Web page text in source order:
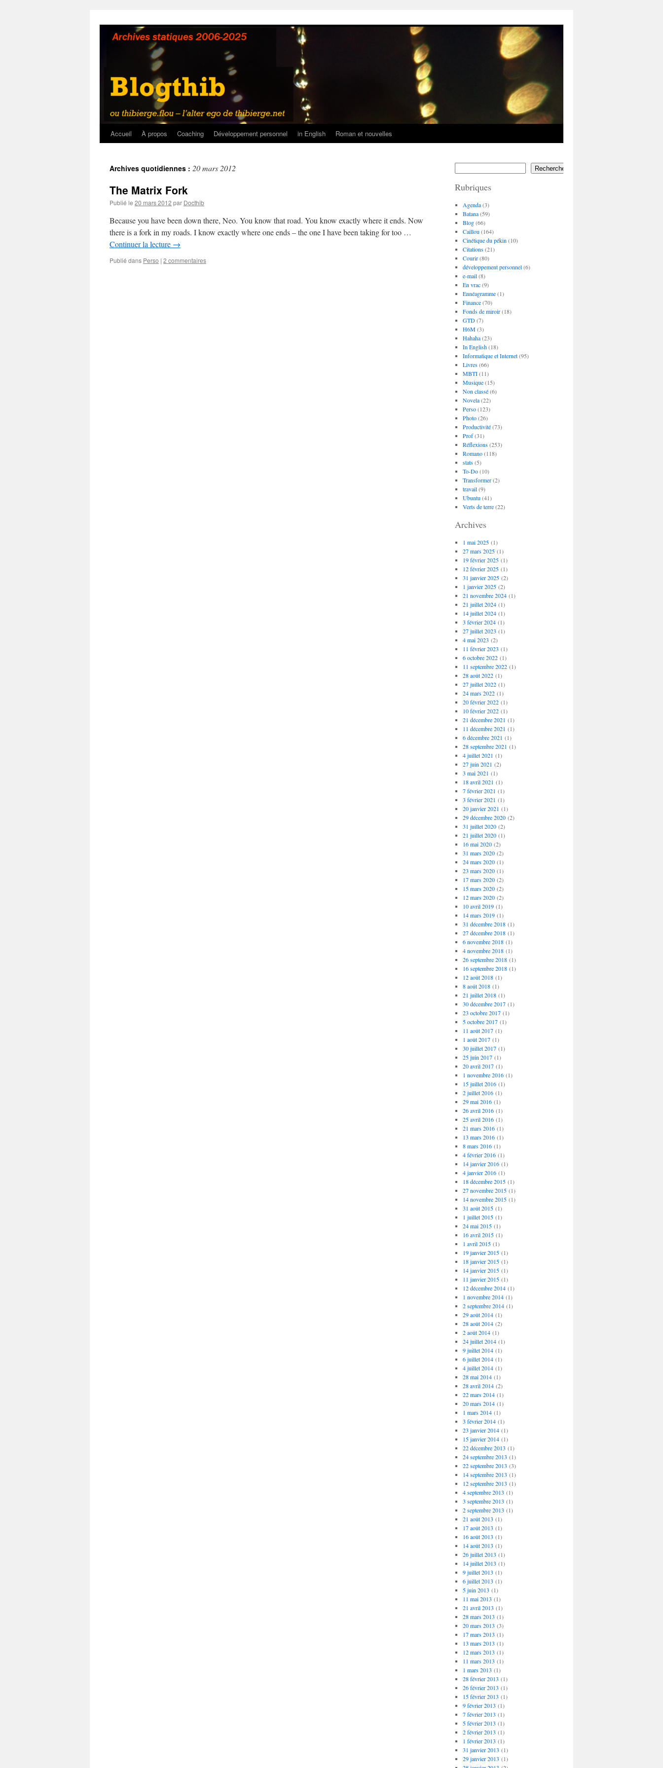
contenu
Accueil À propos Coaching Développement personnel in English Roman et nouvelles
Archives quotidiennes : 20 mars 2012
The Matrix Fork
Publié le 20 mars 2012 par Docthib
Because you have been down there, Neo. You know that road. You know exactly where it ends. Now
there is a fork in my roads. I know exactly where one ends – the one I have been taking for too …
Continuer la lecture →
Publié dans Perso | 2 commentaires
Rechercher
Rubriques
Agenda(3)
Batana(59)
Blog(66)
Caillou (164)
Cinétique du pékin (10)
Citations(21)
Courir(80)
développement personnel(6)
e-mail(8)
En vrac(9)
Ennéagramme(1)
Finance(70)
Fonds de miroir(18)
GTD(7)
H6M(3)
Hahaha(23)
In English(18)
Informatique et Internet(95)
Livres(66)
MBTI(11)
Musique(15)
Non classé(6)
Novela(22)
Perso(123)
Photo(26)
Productivité(73)
Prof(31)
Réflexions(253)
Romano(118)
stats(5)
To-Do(10)
Transformer(2)
travail(9)
Ubuntu (41)
Verts de terre(22)
Archives
1 mai 2025(1)
27 mars 2025(1)
19 février 2025(1)
12 février 2025(1)
31 janvier 2025(2)
1 janvier 2025(2)
21 novembre 2024(1)
21 juillet 2024(1)
14 juillet 2024(1)
3 février 2024(1)
27 juillet 2023 (1)
4 mai 2023 (2)
11 février 2023 (1)
6 octobre 2022(1)
11 septembre 2022(1)
28 août 2022(1)
27 juillet 2022(1)
24 mars 2022(1)
20 février 2022(1)
10 février 2022(1)
21 décembre 2021 (1)
11 décembre 2021 (1)
6 décembre 2021 (1)
28 septembre 2021 (1)
4 juillet 2021 (1)
27 juin 2021 (2)
3 mai 2021 (1)
18 avril 2021 (1)
7 février 2021 (1)
3 février 2021 (1)
20 janvier 2021 (1)
29 décembre 2020(2)
31 juillet 2020(2)
21 juillet 2020(1)
16 mai 2020(2)
31 mars 2020(2)
24 mars 2020(1)
23 mars 2020(1)
17 mars 2020(2)
15 mars 2020(2)
12 mars 2020(2)
10 avril 2019(1)
14 mars 2019(1)
31 décembre 2018(1)
27 décembre 2018(1)
6 novembre 2018(1)
4 novembre 2018(1)
26 septembre 2018(1)
16 septembre 2018(1)
12 août 2018(1)
8 août 2018(1)
21 juillet 2018(1)
30 décembre 2017(1)
23 octobre 2017(1)
5 octobre 2017(1)
11 août 2017(1)
1 août 2017(1)
30 juillet 2017(1)
25 juin 2017(1)
20 avril 2017(1)
1 novembre 2016(1)
15 juillet 2016(1)
2 juillet 2016(1)
29 mai 2016(1)
26 avril 2016(1)
25 avril 2016(1)
21 mars 2016(1)
13 mars 2016(1)
8 mars 2016(1)
4 février 2016(1)
14 janvier 2016(1)
4 janvier 2016(1)
18 décembre 2015(1)
27 novembre 2015(1)
14 novembre 2015(1)
31 août 2015(1)
1 juillet 2015(1)
24 mai 2015(1)
16 avril 2015(1)
1 avril 2015(1)
19 janvier 2015(1)
18 janvier 2015(1)
14 janvier 2015(1)
11 janvier 2015(1)
12 décembre 2014(1)
1 novembre 2014(1)
2 septembre 2014(1)
29 août 2014(1)
28 août 2014(2)
2 août 2014(1)
24 juillet 2014(1)
9 juillet 2014(1)
6 juillet 2014(1)
4 juillet 2014(1)
28 mai 2014(1)
28 avril 2014(2)
22 mars 2014(1)
20 mars 2014(1)
1 mars 2014(1)
3 février 2014(1)
23 janvier 2014(1)
15 janvier 2014(1)
22 décembre 2013 (1)
24 septembre 2013 (1)
22 septembre 2013 (3)
14 septembre 2013 (1)
12 septembre 2013 (1)
4 septembre 2013 (1)
3 septembre 2013 (1)
2 septembre 2013 (1)
21 août 2013 (1)
17 août 2013 (1)
16 août 2013 (1)
14 août 2013 (1)
26 juillet 2013 (1)
14 juillet 2013 (1)
9 juillet 2013 (1)
6 juillet 2013 (1)
5 juin 2013 (1)
11 mai 2013 (1)
21 avril 2013 (1)
28 mars 2013 (1)
20 mars 2013 (3)
17 mars 2013 (1)
13 mars 2013 (1)
12 mars 2013 (1)
11 mars 2013 (1)
1 mars 2013 (1)
28 février 2013 (1)
26 février 2013 (1)
15 février 2013 (1)
9 février 2013 (1)
7 février 2013 (1)
5 février 2013 (1)
2 février 2013 (1)
1 février 2013 (1)
31 janvier 2013 (1)
29 janvier 2013 (1)